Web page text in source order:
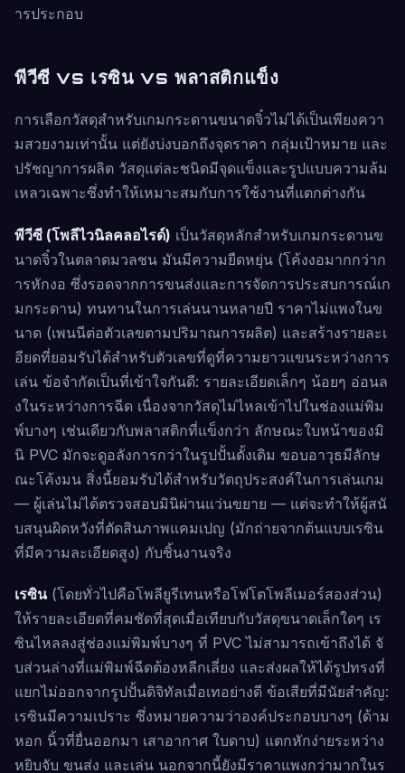
ารประกอบ
พีวีซี vs เรซิน vs พลาสติกแข็ง
การเลือกวัสดุสำหรับเกมกระดานขนาดจิ๋วไม่ได้เป็นเพียงควา
มสวยงามเท่านั้น แต่ยังบ่งบอกถึงจุดราคา กลุ่มเป้าหมาย และ
ปรัชญาการผลิต วัสดุแต่ละชนิดมีจุดแข็งและรูปแบบความล้ม
เหลวเฉพาะซึ่งทำให้เหมาะสมกับการใช้งานที่แตกต่างกัน
พีวีซี (โพลีไวนิลคลอไรด์) เป็นวัสดุหลักสำหรับเกมกระดานข
นาดจิ๋วในตลาดมวลชน มันมีความยืดหยุ่น (โค้งงอมากกว่าก
ารหักงอ ซึ่งรอดจากการขนส่งและการจัดการประสบการณ์เก
มกระดาน) ทนทานในการเล่นนานหลายปี ราคาไม่แพงในข
นาด (เพนนีต่อตัวเลขตามปริมาณการผลิต) และสร้างรายละเ
อียดที่ยอมรับได้สำหรับตัวเลขที่ดูที่ความยาวแขนระหว่างการ
เล่น ข้อจำกัดเป็นที่เข้าใจกันดี: รายละเอียดเล็กๆ น้อยๆ อ่อนล
งในระหว่างการฉีด เนื่องจากวัสดุไม่ไหลเข้าไปในช่องแม่พิม
พ์บางๆ เช่นเดียวกับพลาสติกที่แข็งกว่า ลักษณะใบหน้าของมิ
นิ PVC มักจะดูอลังการกว่าในรูปปั้นดั้งเดิม ขอบอาวุธมีลักษ
ณะโค้งมน สิ่งนี้ยอมรับได้สำหรับวัตถุประสงค์ในการเล่นเกม
— ผู้เล่นไม่ได้ตรวจสอบมินิผ่านแว่นขยาย — แต่จะทำให้ผู้สนั
บสนุนผิดหวังที่ตัดสินภาพแคมเปญ (มักถ่ายจากต้นแบบเรซิน
ที่มีความละเอียดสูง) กับชิ้นงานจริง
เรซิน(โดยทั่วไปคือโพลียูรีเทนหรือโฟโตโพลีเมอร์สองส่วน)
ให้รายละเอียดที่คมชัดที่สุดเมื่อเทียบกับวัสดุขนาดเล็กใดๆ เร
ซินไหลลงสู่ช่องแม่พิมพ์บางๆ ที่ PVC ไม่สามารถเข้าถึงได้ จั
บส่วนล่างที่แม่พิมพ์ฉีดต้องหลีกเลี่ยง และส่งผลให้ได้รูปทรงที่
แยกไม่ออกจากรูปปั้นดิจิทัลเมื่อเทอย่างดี ข้อเสียที่มีนัยสำคัญ:
เรซินมีความเปราะ ซึ่งหมายความว่าองค์ประกอบบางๆ (ด้าม
หอก นิ้วที่ยื่นออกมา เสาอากาศ ใบดาบ) แตกหักง่ายระหว่าง
หยิบจับ ขนส่ง และเล่น นอกจากนี้ยังมีราคาแพงกว่ามากในร